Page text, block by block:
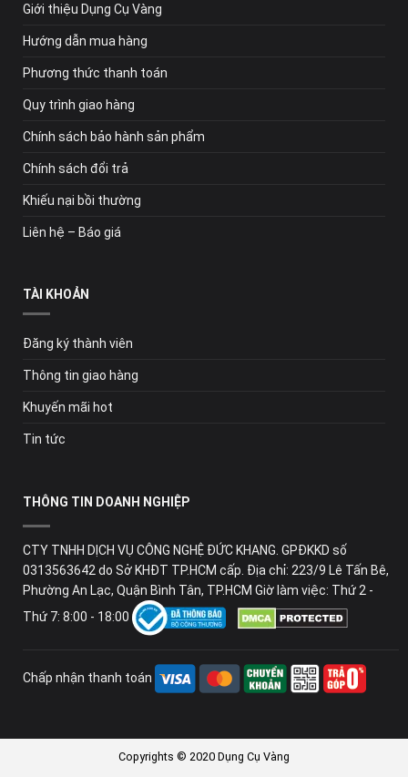
Giới thiệu Dụng Cụ Vàng
Hướng dẫn mua hàng
Phương thức thanh toán
Quy trình giao hàng
Chính sách bảo hành sản phẩm
Chính sách đổi trả
Khiếu nại bồi thường
Liên hệ – Báo giá
TÀI KHOẢN
Đăng ký thành viên
Thông tin giao hàng
Khuyến mãi hot
Tin tức
THÔNG TIN DOANH NGHIỆP
CTY TNHH DỊCH VỤ CÔNG NGHỆ ĐỨC KHANG. GPĐKKD số
0313563642 do Sở KHĐT TP.HCM cấp. Địa chỉ: 223/9 Lê Tấn Bê,
Phường An Lạc, Quận Bình Tân, TP.HCM Giờ làm việc: Thứ 2 -
Thứ 7: 8:00 - 18:00
Chấp nhận thanh toán
Copyrights © 2020 Dụng Cụ Vàng